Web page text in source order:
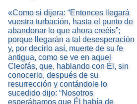
«Como si dijera: “Entonces llegará
vuestra turbación, hasta el punto de
abandonar lo que ahora creéis”;
porque llegarán a tal desesperación
y, por decirlo así, muerte de su fe
antigua, como se ve en aquel
Cleofás, que, hablando con Él, sin
conocerlo, después de su
resurrección y contándole lo
sucedido dijo: “Nosotros
esperábamos que Él había de